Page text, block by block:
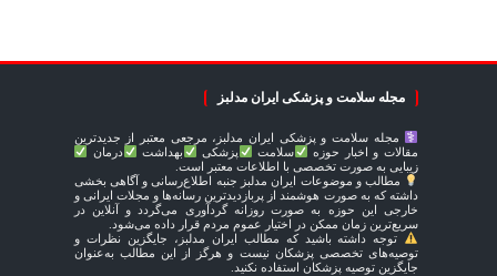
مجله سلامت و پزشکی ایران مدلبز
مجله سلامت و پزشکی ایران مدلبز، مرجعی معتبر از جدیدترین
مقالات و اخبار حوزه
سلامت پزشکی بهداشت
درمان
زیبایی به صورت تخصصی با اطلاعات معتبر است.
مطالب و موضوعات ایران مدلبز جنبه اطلاع‌رسانی و آگاهی بخشی
داشته که به صورت هوشمند از پربازدیدترین رسانه‌ها و مجلات ایرانی و
خارجی این حوزه به صورت روزانه گردآوری می‌گردد و آنلاین در
سریع‌ترین زمان ممکن در اختیار عموم مردم قرار داده می‌شود.
توجه داشته باشید که مطالب ایران مدلبز، جایگزین نظرات و
توصیه‌های تخصصی پزشکان نیست و هرگز از این مطالب به‌عنوان
جایگزین توصیه پزشکان استفاده نکنید.